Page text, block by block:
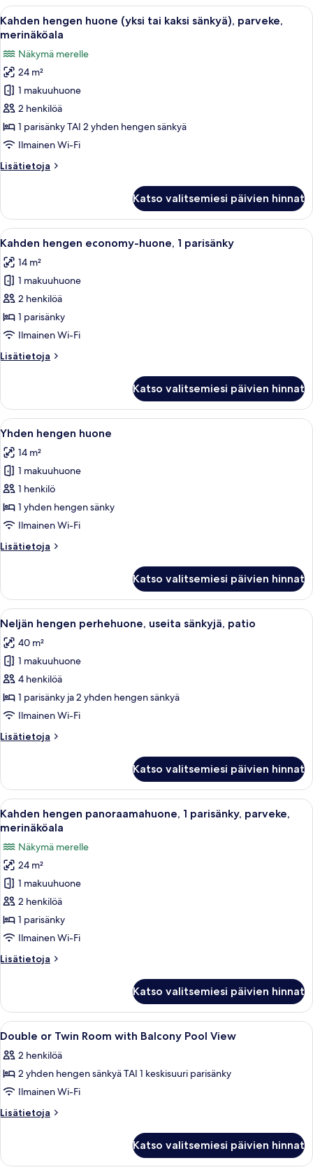
kuvat
(yksi
tai
kaksi
näköala
uima-
altaalle
Avaa
kaikki
Kahden
hengen
huone
(yksi
tai
kaksi
parveke,
Hotellihuone, jossa on sänky,
17
Kahden hengen huone (yksi tai kaksi sänkyä), parveke,
merinäköala
Näkymä merelle
24 m²
1 makuuhuone
2 henkilöä
1 parisänky TAI 2 yhden hengen sänkyä
Ilmainen Wi-Fi
Lisätietoja
Lisätietoja
huone
(yksi
tai
sänkyä),
parveke,
Katso valitsemiesi päivien hinnat
Avaa
kaikki
huonetyypin
Kahden
hengen
economy-
huone,
parisänky
Hotellihuone, jossa on sänky,
8
Kahden hengen economy-huone, 1 parisänky
14 m²
1 makuuhuone
2 henkilöä
1 parisänky
Ilmainen Wi-Fi
Lisätietoja
Lisätietoja
economy-
huone,
1
Katso valitsemiesi päivien hinnat
Avaa
kaikki
huonetyypin
Yhden
hengen
huone
kuvat
Hotellihuone, jossa on sänky,
8
Yhden hengen huone
14 m²
1 makuuhuone
1 henkilö
1 yhden hengen sänky
Ilmainen Wi-Fi
Lisätietoja
Lisätietoja
huone
Katso valitsemiesi päivien hinnat
Avaa
kaikki
huonetyypin
Neljän
hengen
perhehuone,
useita
patio
Hotellihuone, jossa on kaksi sänkyä,
4
Neljän hengen perhehuone, useita sänkyjä, patio
40 m²
1 makuuhuone
4 henkilöä
1 parisänky ja 2 yhden hengen sänkyä
Ilmainen Wi-Fi
Lisätietoja
Lisätietoja
perhehuone,
useita
sänkyjä,
patio
Katso valitsemiesi päivien hinnat
Avaa
kaikki
Kahden
hengen
panoraamahuone,
1
parisänky,
parveke,
kuvat
Hotellihuone, jossa on sänky, tuoli,
9
Kahden hengen panoraamahuone, 1 parisänky, parveke,
merinäköala
Näkymä merelle
24 m²
1 makuuhuone
2 henkilöä
1 parisänky
Ilmainen Wi-Fi
Lisätietoja
Lisätietoja
panoraamahuone,
parisänky,
merinäköala
Katso valitsemiesi päivien hinnat
Avaa
kaikki
huonetyypin
Double
or
Twin
Balcony
Hotellihuone, jossa on sänky,
10
Double or Twin Room with Balcony Pool View
2 henkilöä
2 yhden hengen sänkyä TAI 1 keskisuuri parisänky
Ilmainen Wi-Fi
Lisätietoja
Lisätietoja
Twin
Katso valitsemiesi päivien hinnat